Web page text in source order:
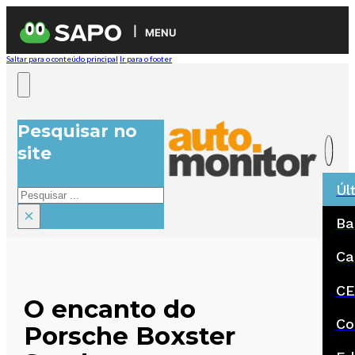
MENU
Saltar para o conteúdo principal Ir para o footer
Pesquisar no
site
Pesquisar
×
O encanto do
Porsche Boxster